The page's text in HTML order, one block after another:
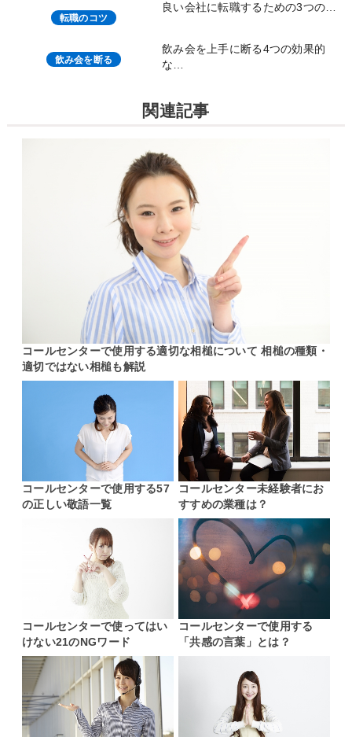
転職のコツ
良い会社に転職するための3つの…
飲み会を断る
飲み会を上手に断る4つの効果的
な…
関連記事
コールセンターで使用する適切な相槌について 相槌の種類・
適切ではない相槌も解説
コールセンターで使用する57
の正しい敬語一覧
コールセンター未経験者にお
すすめの業種は？
コールセンターで使ってはい
けない21のNGワード
コールセンターで使用する
「共感の言葉」とは？